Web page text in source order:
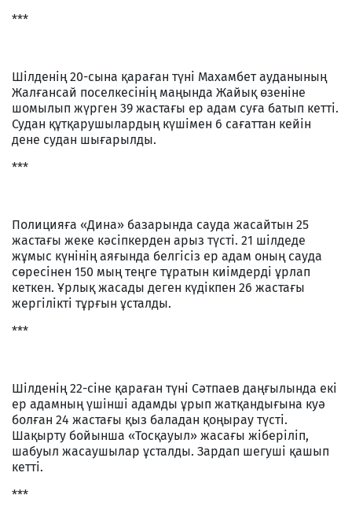
***
Шілденің 20-сына қараған түні Махамбет ауданының
Жалғансай поселкесінің маңында Жайық өзеніне
шомылып жүрген 39 жастағы ер адам суға батып кетті.
Судан құтқарушылардың күшімен 6 сағаттан кейін
дене судан шығарылды.
***
Полицияға «Дина» базарында сауда жасайтын 25
жастағы жеке кәсіпкерден арыз түсті. 21 шілдеде
жұмыс күнінің аяғында белгісіз ер адам оның сауда
сөресінен 150 мың теңге тұратын киімдерді ұрлап
кеткен. Ұрлық жасады деген күдікпен 26 жастағы
жергілікті тұрғын ұсталды.
***
Шілденің 22-сіне қараған түні Сәтпаев даңғылында екі
ер адамның үшінші адамды ұрып жатқандығына куә
болған 24 жастағы қыз баладан қоңырау түсті.
Шақырту бойынша «Тосқауыл» жасағы жіберіліп,
шабуыл жасаушылар ұсталды. Зардап шегуші қашып
кетті.
***